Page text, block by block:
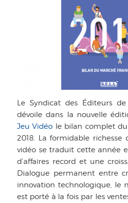
Le Syndicat des Éditeurs
dévoile dans la nouvelle
Jeu Vidéo le bilan complet
2018. La formidable richesse
vidéo se traduit cette année
d’affaires record et une
Dialogue permanent entre
innovation technologique, le
est porté à la fois par les